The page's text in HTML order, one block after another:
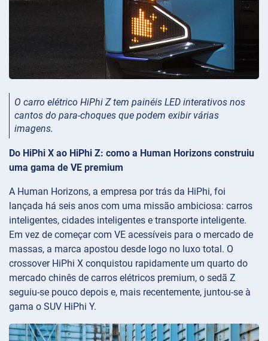
O carro elétrico HiPhi Z tem painéis LED interativos nos
cantos do para-choques que podem exibir várias
imagens.
Do HiPhi X ao HiPhi Z: como a Human Horizons construiu
uma gama de VE premium
A Human Horizons, a empresa por trás da HiPhi, foi
lançada há seis anos com uma missão ambiciosa: carros
inteligentes, cidades inteligentes e transporte inteligente.
Em vez de começar com VE acessíveis para o mercado de
massas, a marca apostou desde logo no luxo total. O
crossover HiPhi X conquistou rapidamente um quarto do
mercado chinês de carros elétricos premium, o sedã Z
seguiu-se pouco depois e, mais recentemente, juntou-se à
gama o SUV HiPhi Y.